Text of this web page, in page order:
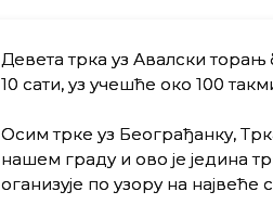
Девета трка уз Авалски
10 сати, уз учешће око 100
Осим трке уз Београђанку,
нашем граду и ово је једина
оганизује по узору на највеће